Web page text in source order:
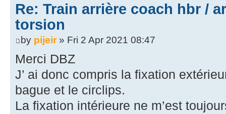
Re: Train arrière coach hbr /
torsion
by pijeir» Fri 2 Apr 2021 08:47
Merci DBZ
J’ ai donc compris la fixation
bague et le circlips.
La fixation intérieure ne m’est